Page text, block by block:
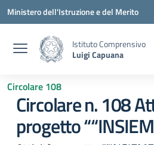
Vai ai contenuti
Vai al menu di navigazione
Vai al footer
Ministero dell'Istruzione e del Merito
Istituto Comprensivo
Luigi Capuana
Circolare 108
Circolare n. 108
progetto